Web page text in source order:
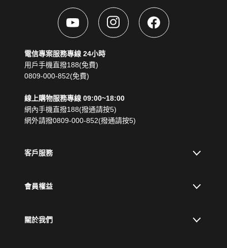
電信專案服務專線 24小時
用戶手機直撥188(免費)
0809-000-852(免費)
線上購物服務專線 09:00~18:00
網內手機直撥188(撥通請按5)
網外請撥0809-000-852(撥通請按5)
客戶服務
會員權益
關於我們